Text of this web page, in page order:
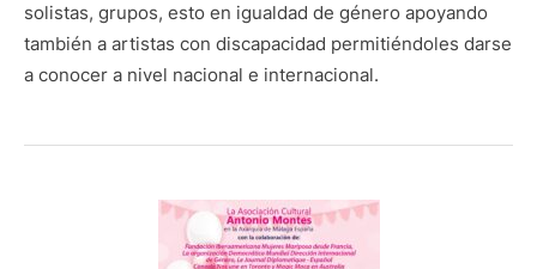
solistas, grupos, esto en igualdad de género apoyando
también a artistas con discapacidad permitiéndoles darse
a conocer a nivel nacional e internacional.